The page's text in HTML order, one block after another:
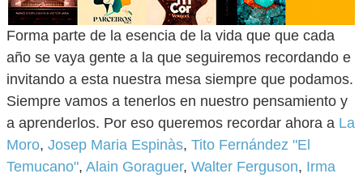
Forma parte de la esencia de la vida que que cada
año se vaya gente a la que seguiremos recordando e
invitando a esta nuestra mesa siempre que podamos.
Siempre vamos a tenerlos en nuestro pensamiento y
a aprenderlos. Por eso queremos recordar ahora a La
Moro, Josep Maria Espinàs, Tito Fernández "El
Temucano", Alain Goraguer, Walter Ferguson, Irma